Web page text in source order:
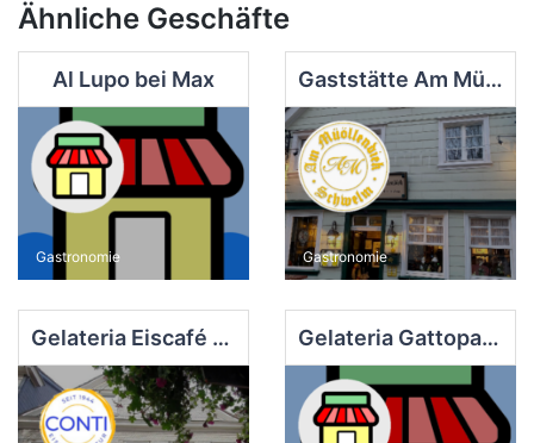
Ähnliche Geschäfte
Al Lupo bei Max
Gastronomie
Gaststätte Am Müöllendiek Schwelm
Gastronomie
Gelateria Eiscafé Conti Gelateria Gattopardo